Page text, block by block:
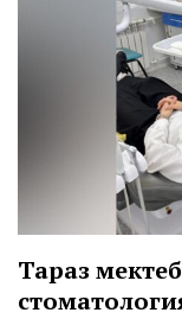
Тараз